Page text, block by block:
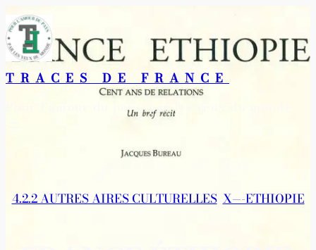
Aller
au
contenu
TRACES DE FRANCE
Pour l’amour du pays, par les yeux du monde
4.2.2 AUTRES AIRES CULTURELLES, X—-ETHIOPIE